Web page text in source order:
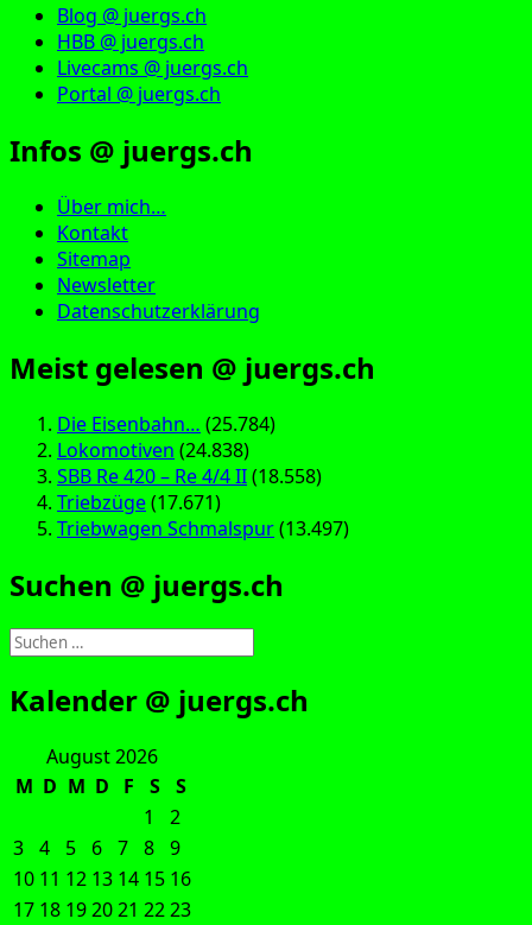
Blog @ juergs.ch
HBB @ juergs.ch
Livecams @ juergs.ch
Portal @ juergs.ch
Infos @ juergs.ch
Über mich…
Kontakt
Sitemap
Newsletter
Datenschutzerklärung
Meist gelesen @ juergs.ch
Die Eisenbahn… (25.784)
Lokomotiven (24.838)
SBB Re 420 – Re 4/4 II(18.558)
Triebzüge(17.671)
Triebwagen Schmalspur(13.497)
Suchen @ juergs.ch
Suchen
nach:
Kalender @ juergs.ch
August 2026
M D M D F S
S
1
2
3 4 5 6 7 8 9
10 11 12 13 14 15 16
17 18 192021 2223